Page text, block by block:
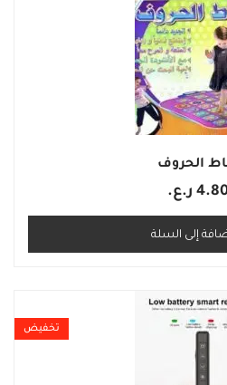
الحروف
ر.ع.
إلى السلة
تخفيض